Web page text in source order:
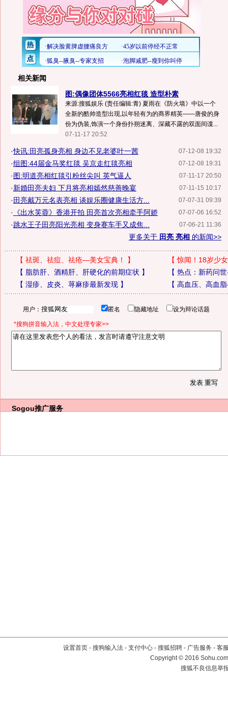
相关新闻
图:偶像团体5566亮相红毯 造型朴素
来源:搜狐娱乐 (责任编辑:青) 夏雨在《防火墙》中以一个
全新的酷帅造型出现,以年轻有为的商界精英——唐俊的身
份为伪装,饰演一个身份扑朔迷离、深藏不露的双面间谍...
07-11-17 20:52
07-12-08 19:32
·快讯:田亮孤身亮相 身边不见老婆叶一茜
07-12-08 19:31
·组图:44届金马奖红毯 吴京走红毯亮相
07-11-17 20:50
·图:明道亮相红毯引粉丝尖叫 英气逼人
07-11-15 10:17
·新婚田亮夫妇 下月将亮相嫣然慈善晚宴
07-07-31 09:39
· 田亮戴万元名表亮相 谈娱乐圈健康生活方...
07-07-06 16:52
· 《出水芙蓉》香港开拍 田亮首次亮相牵手阿娇
07-06-21 11:36
·跳水王子田亮阳光亮相 变身赛车手又成焦...
更多关于 田亮 亮相 的新闻>>
【 祛斑、祛痘、祛疮—美女宝典！ 】 【惊闻！18岁少
【 脂肪肝、酒精肝、肝硬化的前期症状 】 【 热点：新药问
【 湿疹、皮炎、荨麻疹最新发现】 【 高血压、高血
用户： 匿名 隐藏地址 设为辩论话题
*搜狗拼音输入法，中文处理专家>>
Sogou推广服务
设置首页 - 搜狗输入法 - 支付中心 - 搜狐招聘 - 广告服务 - 客
Copyright©2016
搜狐不良信息举